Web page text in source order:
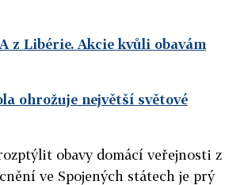
z Libérie. Akcie kvůli obavám
ohrožuje největší světové
obavy domácí veřejnosti z
ve Spojených státech je prý